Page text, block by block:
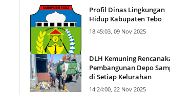
Profil Dinas Lingkungan
Hidup Kabupaten Tebo
18:45:03, 09 Nov 2025
DLH Kemuning
Pembangunan Depo
di Setiap Kelurahan
14:24:00, 22 Nov 2025